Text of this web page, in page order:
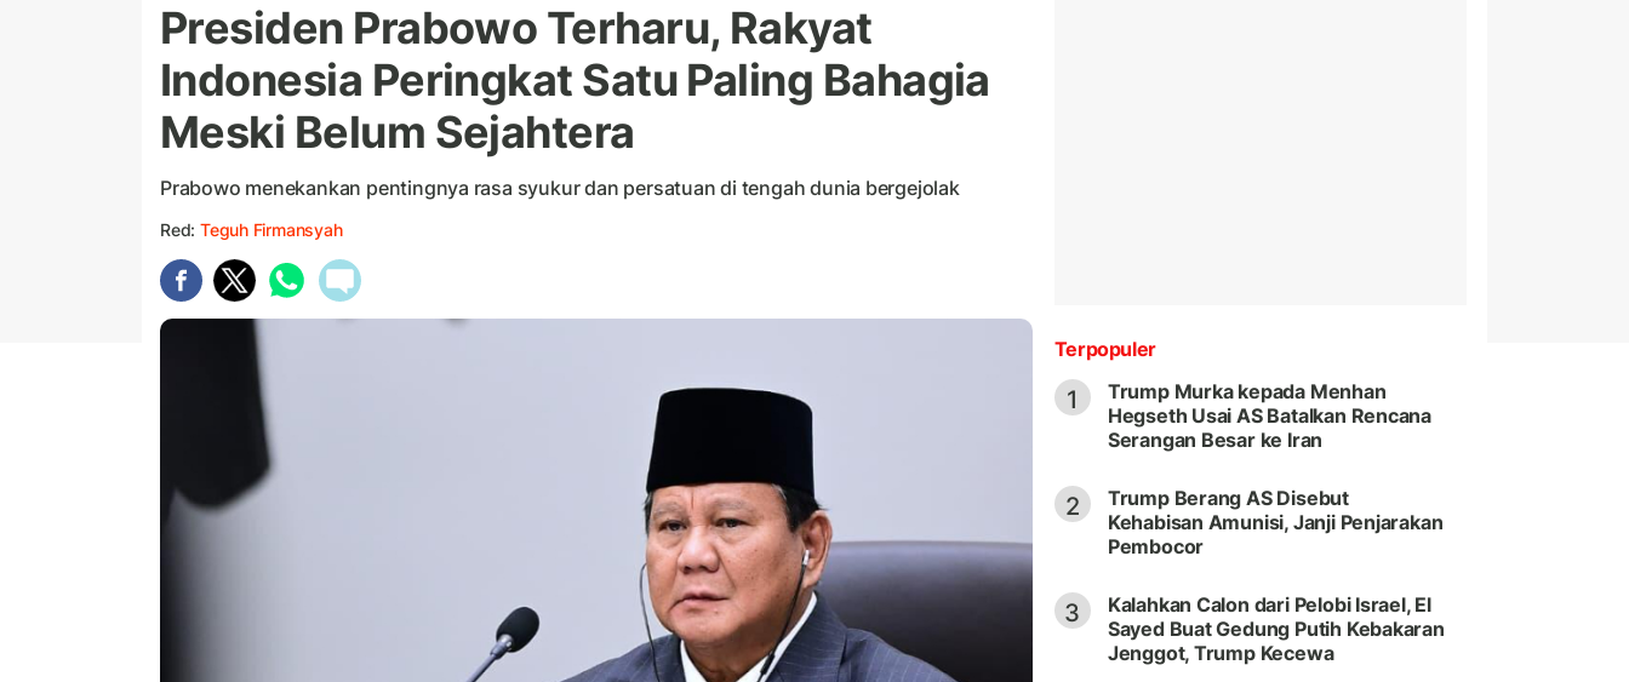
Presiden Prabowo Terharu, Rakyat
Indonesia Peringkat Satu Paling Bahagia
Meski Belum Sejahtera
Prabowo menekankan pentingnya rasa syukur dan persatuan di tengah dunia bergejolak
Red: Teguh Firmansyah
Terpopuler
1
Trump Murka kepada Menhan
Hegseth Usai AS Batalkan Rencana
Serangan Besar ke Iran
2
Trump Berang AS Disebut
Kehabisan Amunisi, Janji Penjarakan
Pembocor
3
Kalahkan Calon dari Pelobi Israel, El
Sayed Buat Gedung Putih Kebakaran
Jenggot, Trump Kecewa